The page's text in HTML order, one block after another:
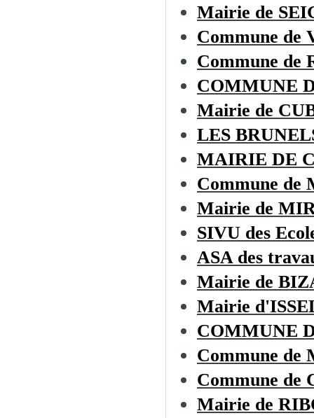
Mairie de
Commune
Commune de
COMMUNE
Mairie de
LES
MAIRIE DE
Commune de
Mairie de
SIVU des
ASA des
Mairie de
Mairie
COMMUNE
Commune de
Commune de
Mairie de